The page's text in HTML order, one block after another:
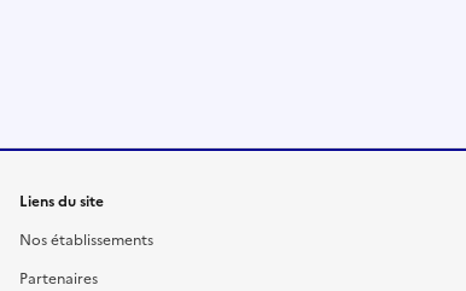
Liens du site
Nos établissements
Partenaires